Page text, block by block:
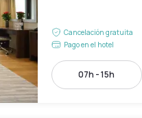
Cancelación gratuita
Pago en el hotel
07h - 15h